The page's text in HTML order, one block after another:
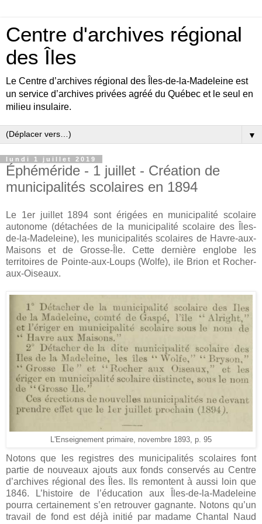
Centre d'archives régional
des Îles
Le Centre d’archives régional des Îles-de-la-Madeleine est
un service d’archives privées agréé du Québec et le seul en
milieu insulaire.
▼
lundi 1 juillet 2019
Éphéméride - 1 juillet - Création de
municipalités scolaires en 1894
Le 1er juillet 1894 sont érigées en municipalité scolaire
autonome (détachées de la municipalité scolaire des Îles-
de-la-Madeleine), les municipalités scolaires de Havre-aux-
Maisons et de Grosse-Île. Cette dernière englobe les
territoires de Pointe-aux-Loups (Wolfe), ile Brion et Rocher-
aux-Oiseaux.
L'Enseignement primaire, novembre 1893, p. 95
Notons que les registres des municipalités scolaires font
partie de nouveaux ajouts aux fonds conservés au Centre
d’archives régional des Îles. Ils remontent à aussi loin que
1846. L’histoire de l’éducation aux Îles-de-la-Madeleine
pourra certainement s’en retrouver gagnante. Notons qu’un
travail de fond est déjà initié par madame Chantal Naud